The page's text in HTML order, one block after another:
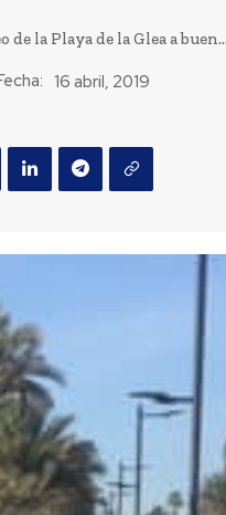
de la Playa de la Glea a
16 abril, 2019